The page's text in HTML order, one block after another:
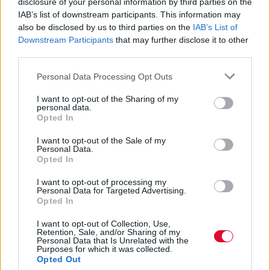
IAB’s list of downstream participants. This information may
also be disclosed by us to third parties on the IAB’s List of
Downstream Participants that may further disclose it to other
Personal Data Processing Opt Outs
I want to opt-out of the Sharing of my
personal data.
Opted In
I want to opt-out of the Sale of my
Personal Data.
Opted In
I want to opt-out of processing my
Personal Data for Targeted Advertising.
Opted In
I want to opt-out of Collection, Use,
Retention, Sale, and/or Sharing of my
Personal Data that Is Unrelated with the
Purposes for which it was collected.
Opted Out
BEST OF NETWORK